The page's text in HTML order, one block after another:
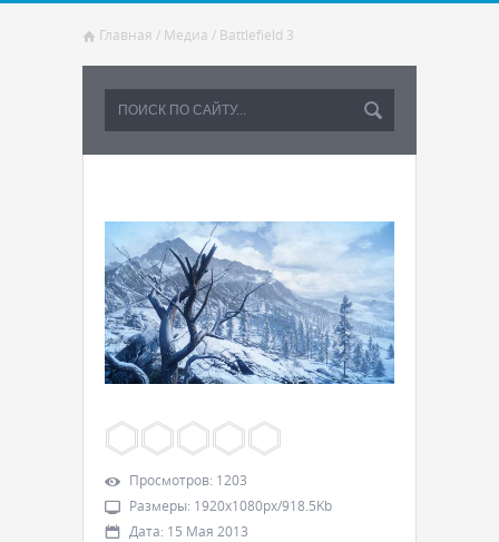
Главная / Медиа / Battlefield 3
Просмотров: 1203
Размеры: 1920x1080px/918.5Kb
Дата: 15 Мая 2013